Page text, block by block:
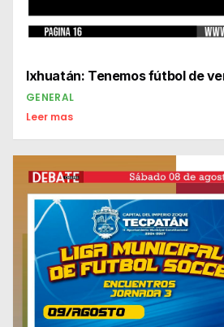
Ixhuatán: Tenemos fútbol de
GENERAL
Leer mas